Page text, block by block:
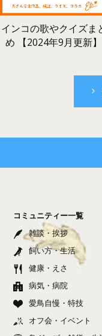
インコの歌やクイズま
め 【2024年9月更新】
コミュニティー一覧
雑談・挨拶
飼い方・生活
健康・えさ
病気・病院
愛鳥自慢・特技
オフ会・イベント